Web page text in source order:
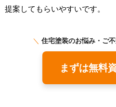
提案してもらいやすいです。
＼ 住宅塗装のお悩み・ご
まずは無料